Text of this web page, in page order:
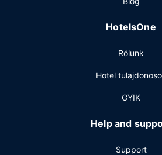
ingyenes reggeli naponta 6:30 és
ingyenes újságok és vegytisztítási/
vendégek számára ingyenes egyéni
HotelsOne
Rólunk
Hotel
GYIK
Help and
Support